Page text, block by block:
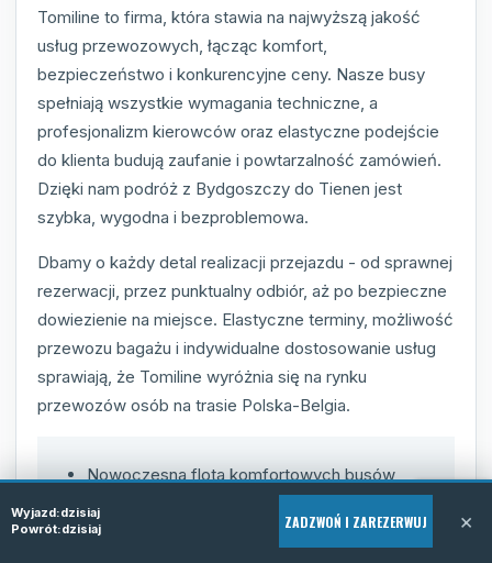
Tomiline to firma, która stawia na najwyższą jakość
usług przewozowych, łącząc komfort,
bezpieczeństwo i konkurencyjne ceny. Nasze busy
spełniają wszystkie wymagania techniczne, a
profesjonalizm kierowców oraz elastyczne podejście
do klienta budują zaufanie i powtarzalność zamówień.
Dzięki nam podróż z Bydgoszczy do Tienen jest
szybka, wygodna i bezproblemowa.
Dbamy o każdy detal realizacji przejazdu - od sprawnej
rezerwacji, przez punktualny odbiór, aż po bezpieczne
dowiezienie na miejsce. Elastyczne terminy, możliwość
przewozu bagażu i indywidualne dostosowanie usług
sprawiają, że Tomiline wyróżnia się na rynku
przewozów osób na trasie Polska-Belgia.
Nowoczesna flota komfortowych busów
Szybka i prosta rezerwacja telefoniczna
Wyjazd:dzisiaj
Powrót:dzisiaj ZADZWOŃ I ZAREZERWUJ ×